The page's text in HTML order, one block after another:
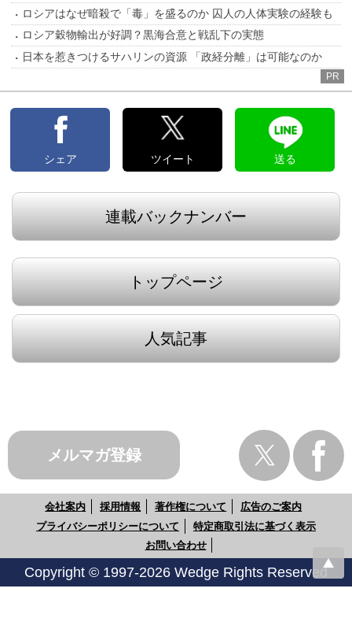
ロシアはなぜ暗殺で「毒」を盛るのか 囚人の人体実験の経験も
ロシア穀物輸出が好調？黒海合意と戦乱下の実態
日本を惹きつけるサハリンの資源 「政経分離」は可能なのか
PR
シェア ツイート 送る
連載バックナンバー
トップページ
人気記事
メルマガ登録
会社案内 採用情報 著作権について
広告のご案内
プライバシーポリシーについて
特定商取引法に基づく表示
お問い合わせ
Copyright © 1997-2026 Wedge Rights Reserved